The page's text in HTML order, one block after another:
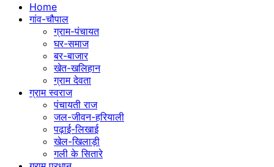
Home
गांव-चौपाल
ग्राम-पंचायत
घर-समाज
बर-बाजार
खेत-खलिहान
ग्राम देवता
ग्राम स्वराज
पंचायती राज
जल-जीवन-हरियाली
पढ़ाई-लिखाई
खेल-खिलाड़ी
गली के सितारे